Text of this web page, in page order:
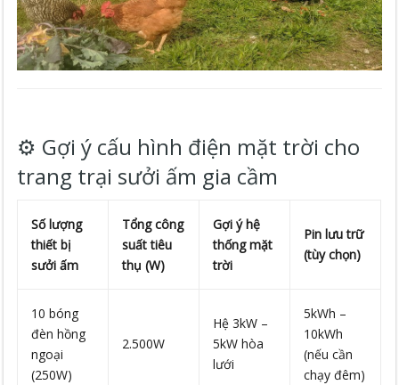
⚙️ Gợi ý cấu hình điện mặt trời cho
trang trại sưởi ấm gia cầm
Số lượng
thiết bị
sưởi ấm
Tổng công
suất tiêu
thụ (W)
Gợi ý hệ
thống mặt
trời
Pin lưu trữ
(tùy chọn)
10 bóng
đèn hồng
ngoại
(250W)
2.500W
Hệ 3kW –
5kW hòa
lưới
5kWh –
10kWh
(nếu cần
chạy đêm)